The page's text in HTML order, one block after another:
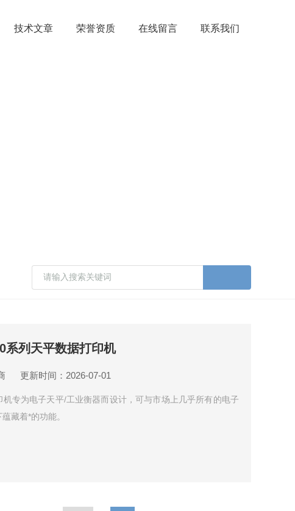
技术文章 荣誉资质 在线留言 联系我们
系列天平数据打印机
更新时间：2026-07-01
专为电子天平/工业衡器而设计，可与市场上几乎所有的电子
藏着*的功能。